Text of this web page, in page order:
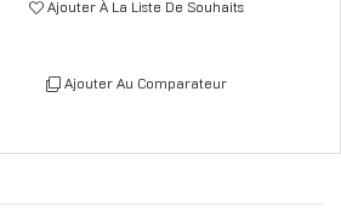
Ajouter À La Liste De Souhaits
Ajouter Au Comparateur